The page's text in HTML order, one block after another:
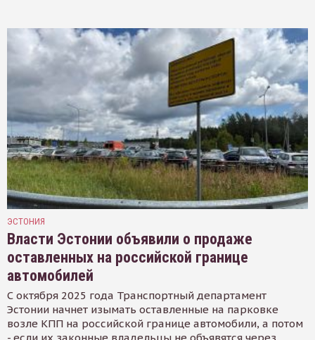
ЭСТОНИЯ
Власти Эстонии объявили о продаже
оставленных на российской границе
автомобилей
С октября 2025 года Транспортный департамент
Эстонии начнет изымать оставленные на парковке
возле КПП на российской границе автомобили, а потом